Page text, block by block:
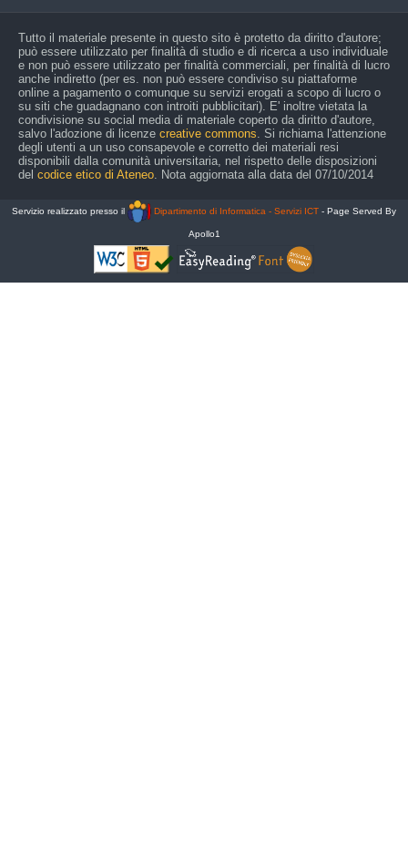
Tutto il materiale presente in questo sito è protetto da diritto d'autore;
può essere utilizzato per finalità di studio e di ricerca a uso individuale
e non può essere utilizzato per finalità commerciali, per finalità di lucro
anche indiretto (per es. non può essere condiviso su piattaforme
online a pagamento o comunque su servizi erogati a scopo di lucro o
su siti che guadagnano con introiti pubblicitari). E' inoltre vietata la
condivisione su social media di materiale coperto da diritto d'autore,
salvo l'adozione di licenze creative commons . Si richiama l'attenzione
degli utenti a un uso consapevole e corretto dei materiali resi
disponibili dalla comunità universitaria, nel rispetto delle disposizioni
del codice etico di Ateneo . Nota aggiornata alla data del 07/10/2014
Servizio realizzato presso il Dipartimento di Informatica - Servizi ICT - Page Served By
Apollo1